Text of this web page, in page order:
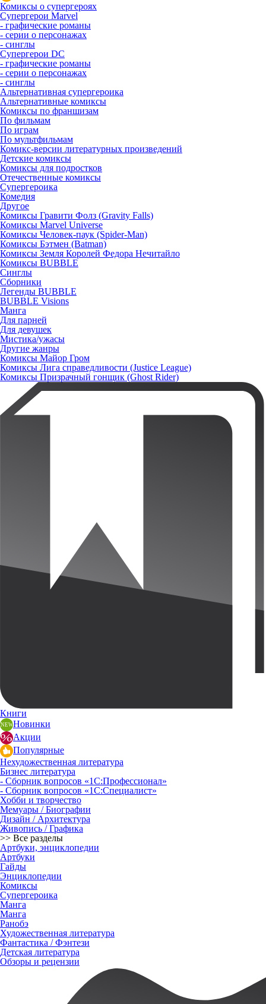
Комиксы о супергероях
Супергерои Marvel
- графические романы
- серии о персонажах
- синглы
Супергерои DC
- графические романы
- серии о персонажах
- синглы
Альтернативная супергероика
Альтернативные комиксы
Комиксы по франшизам
По фильмам
По играм
По мультфильмам
Комикс-версии литературных произведений
Детские комиксы
Комиксы для подростков
Отечественные комиксы
Супергероика
Комедия
Другое
Комиксы Гравити Фолз (Gravity Falls)
Комиксы Marvel Universe
Комиксы Человек-паук (Spider-Man)
Комиксы Бэтмен (Batman)
Комиксы Земля Королей Федора Нечитайло
Комиксы BUBBLE
Синглы
Сборники
Легенды BUBBLE
BUBBLE Visions
Манга
Для парней
Для девушек
Мистика/ужасы
Другие жанры
Комиксы Майор Гром
Комиксы Лига справедливости (Justice League)
Комиксы Призрачный гонщик (Ghost Rider)
Книги
Новинки
Акции
Популярные
Нехудожественная литература
Бизнес литература
- Сборник вопросов «1С:Профессионал»
- Сборник вопросов «1С:Специалист»
Хобби и творчество
Мемуары / Биографии
Дизайн / Архитектура
Живопись / Графика
>> Все разделы
Артбуки, энциклопедии
Артбуки
Гайды
Энциклопедии
Комиксы
Супергероика
Манга
Манга
Ранобэ
Художественная литература
Фантастика / Фэнтези
Детская литература
Обзоры и рецензии